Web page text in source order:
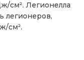
см². Легионелла
легионеров,
см².